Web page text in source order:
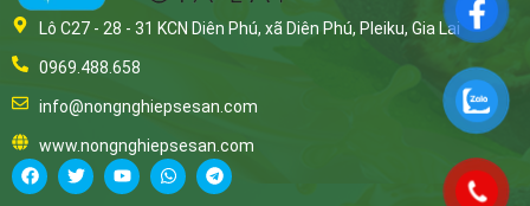
Lô C27 - 28 - 31 KCN Diên Phú, xã Diên Phú, Pleiku, Gia Lai
0969.488.658
info@nongnghiepsesan.com
www.nongnghiepsesan.com